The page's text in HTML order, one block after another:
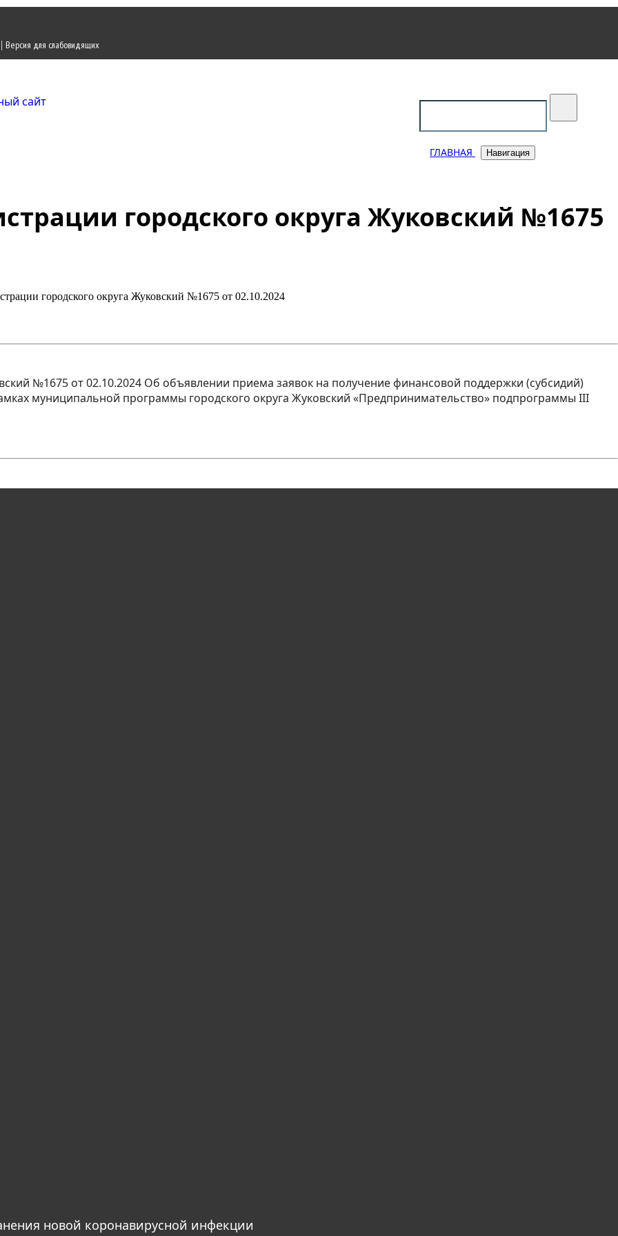
| Версия для слабовидящих
ГЛАВНАЯ Навигация
городского округа Жуковский №1675
городского округа Жуковский №1675 от 02.10.2024
№1675 от 02.10.2024 Об объявлении приема заявок на получение финансовой поддержки (субсидий)
муниципальной программы городского округа Жуковский «Предпринимательство» подпрограммы III
новой коронавирусной инфекции